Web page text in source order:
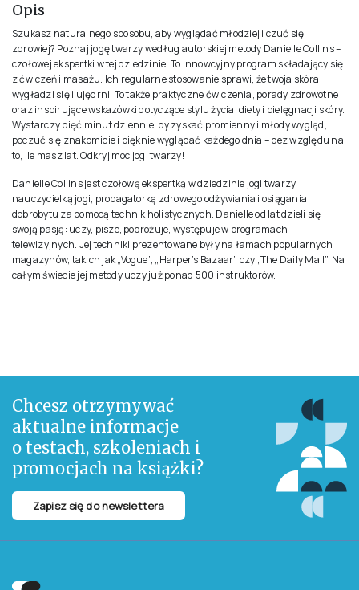
Opis
Szukasz naturalnego sposobu, aby wyglądać młodziej i czuć się
zdrowiej? Poznaj jogę twarzy według autorskiej metody Danielle Collins –
czołowej ekspertki w tej dziedzinie. To innowcyjny program składający się
z ćwiczeń i masażu. Ich regularne stosowanie sprawi, że twoja skóra
wygładzi się i ujędrni. To także praktyczne ćwiczenia, porady zdrowotne
oraz inspirujące wskazówki dotyczące stylu życia, diety i pielęgnacji skóry.
Wystarczy pięć minut dziennie, by zyskać promienny i młody wygląd,
poczuć się znakomicie i pięknie wyglądać każdego dnia – bez względu na
to, ile masz lat. Odkryj moc jogi twarzy!
Danielle Collins jest czołową ekspertką w dziedzinie jogi twarzy,
nauczycielką jogi, propagatorką zdrowego odżywiania i osiągania
dobrobytu za pomocą technik holistycznych. Danielle od lat dzieli się
swoją pasją: uczy, pisze, podróżuje, występuje w programach
telewizyjnych. Jej techniki prezentowane były na łamach popularnych
magazynów, takich jak „Vogue”, „Harper’s Bazaar” czy „The Daily Mail”. Na
całym świecie jej metody uczy już ponad 500 instruktorów.
Chcesz otrzymywać
aktualne informacje
o testach, szkoleniach i
promocjach na książki?
Zapisz się do newslettera